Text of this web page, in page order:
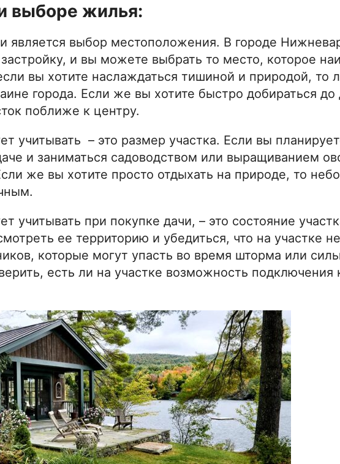
выборе жилья:
является выбор местоположения. В городе
и вы можете выбрать то место, которое
вы хотите наслаждаться тишиной и природой, то
города. Если же вы хотите быстро добираться до
поближе к центру.
учитывать – это размер участка. Если вы
и заниматься садоводством или выращиванием
же вы хотите просто отдыхать на природе, то
учитывать при покупке дачи, – это состояние
ее территорию и убедиться, что на участке
которые могут упасть во время шторма или
есть ли на участке возможность подключения